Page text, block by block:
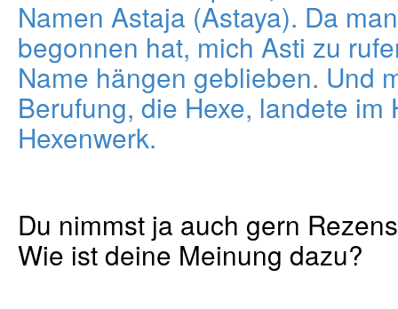
Namen Astaja (Astaya). Da
begonnen hat, mich Asti zu
Name hängen geblieben. Und
Berufung, die Hexe, landete im
Hexenwerk.
Du nimmst ja auch gern
Wie ist deine Meinung dazu?